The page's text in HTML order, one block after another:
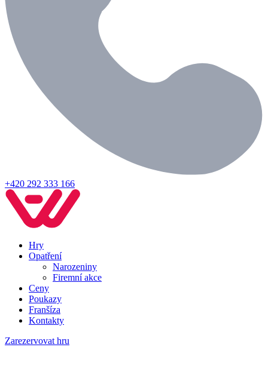
+420 292 333 166
Hry
Opatření
Narozeniny
Firemní akce
Ceny
Poukazy
Franšíza
Kontakty
Zarezervovat hru